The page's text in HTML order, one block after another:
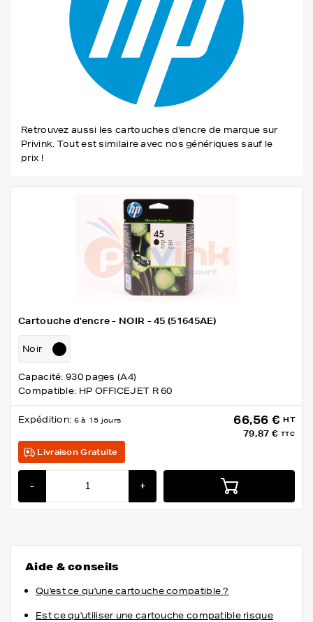
Retrouvez aussi les cartouches d'encre de marque sur
Privink. Tout est similaire avec nos génériques sauf le
prix !
Cartouche d'encre - NOIR - 45 (51645AE)
Noir
Capacité: 930 pages (A4)
Compatible: HP OFFICEJET R 60
Expédition: 6 à 15 jours 66,56 € HT
79,87 € TTC
Livraison Gratuite
- +
Aide & conseils
Qu'est ce qu'une cartouche compatible ?
Est ce qu'utiliser une cartouche compatible risque